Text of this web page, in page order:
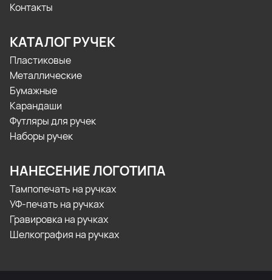
Контакты
КАТАЛОГ РУЧЕК
Пластиковые
Металлические
Бумажные
Карандаши
Футляры для ручек
Наборы ручек
НАНЕСЕНИЕ ЛОГОТИПА
Тампопечать на ручках
УФ-печать на ручках
Гравировка на ручках
Шелкография на ручках